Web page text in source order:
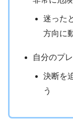
迷った
方向に
自分のプ
決断を
う